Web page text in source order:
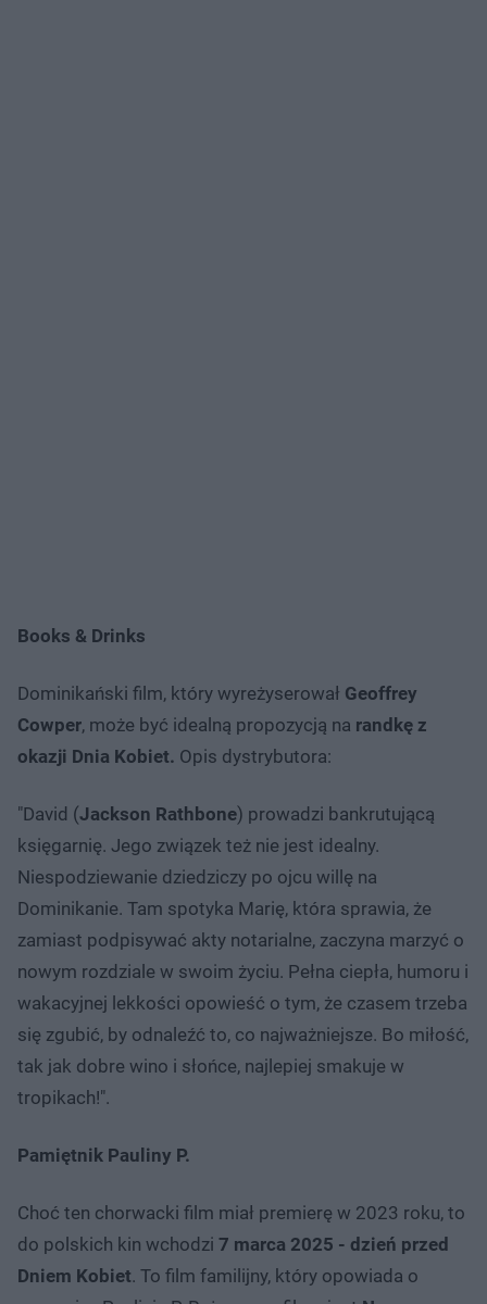
Books & Drinks
Dominikański film, który wyreżyserował Geoffrey
Cowper, może być idealną propozycją na randkę z
okazji Dnia Kobiet. Opis dystrybutora:
"David (Jackson Rathbone) prowadzi bankrutującą
księgarnię. Jego związek też nie jest idealny.
Niespodziewanie dziedziczy po ojcu willę na
Dominikanie. Tam spotyka Marię, która sprawia, że
zamiast podpisywać akty notarialne, zaczyna marzyć o
nowym rozdziale w swoim życiu. Pełna ciepła, humoru i
wakacyjnej lekkości opowieść o tym, że czasem trzeba
się zgubić, by odnaleźć to, co najważniejsze. Bo miłość,
tak jak dobre wino i słońce, najlepiej smakuje w
tropikach!".
Pamiętnik Pauliny P.
Choć ten chorwacki film miał premierę w 2023 roku, to
do polskich kin wchodzi 7 marca 2025 - dzień przed
Dniem Kobiet. To film familijny, który opowiada o